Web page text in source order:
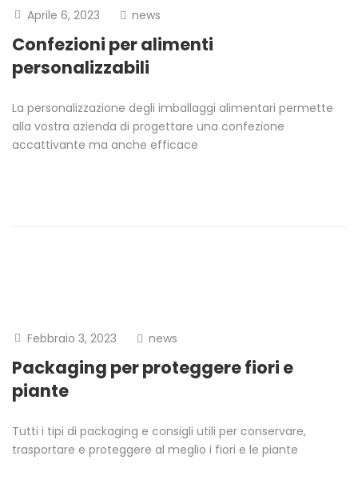
Aprile 6, 2023 news
Confezioni per alimenti
personalizzabili
La personalizzazione degli imballaggi alimentari permette
alla vostra azienda di progettare una confezione
accattivante ma anche efficace
Febbraio 3, 2023 news
Packaging per proteggere fiori e
piante
Tutti i tipi di packaging e consigli utili per conservare,
trasportare e proteggere al meglio i fiori e le piante